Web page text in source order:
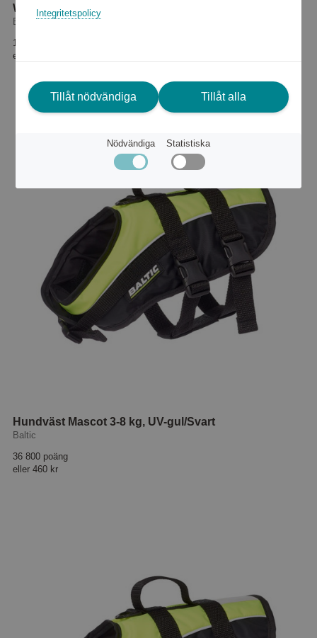
Winner Auto flytväst 40-150 kg
Baltic
133 360 poäng
eller
Hundväst Mascot 3-8 kg, UV-gul/Svart
Baltic
36 800 poäng
eller 460 kr
Integritetspolicy
Tillåt nödvändiga Tillåt alla
Nödvändiga Statistiska